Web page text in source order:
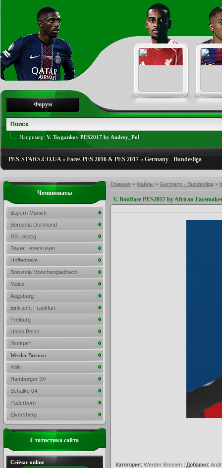
Форум
Например: V. Tsygankov PES2017 by Andrey_Pol
PES-STARS.CO.UA» Faces PES 2016 & PES 2017 » Germany - Bundesliga
Главная » Файлы » Germany - Bundesliga »
V. Boniface PES2017 by African
Категория: Werder Bremen | Добавил:
Чемпионаты
Bayern Munich
Borussia Dortmund
RB Leipzig
Bayer Leverkusen
Hoffenheim
Borussia Monchengladbach
Mainz
Augsburg
Eintracht Frankfurt
Freiburg
Union Berlin
Stuttgart
Werder Bremen
Köln
Hamburger SV
Schalke 04
Paderborn
Elversberg
Статистика сайта
Сейчас online